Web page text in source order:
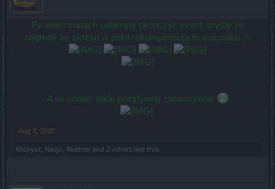
Po wielu trudach udało się skończyć event, myślę że
nagrody ze skrzyń w pełni rekompensują to wszystko :>
A na koniec takie pozytywne zaskoczenie
Aug 3, 2020
66coyot Nacjo Akatriel and 2 others like this.